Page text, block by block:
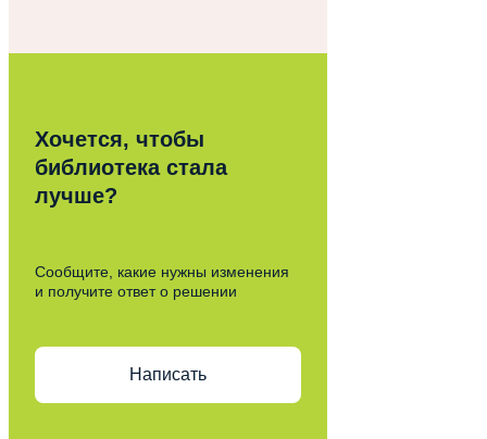
Хочется, чтобы
библиотека стала
лучше?
Сообщите, какие нужны изменения
и получите ответ о решении
Написать